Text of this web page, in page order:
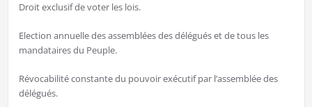
Droit exclusif de voter les lois.
Election annuelle des assemblées des délégués et de tous les
mandataires du Peuple.
Révocabilité constante du pouvoir exécutif par l’assemblée des
délégués.